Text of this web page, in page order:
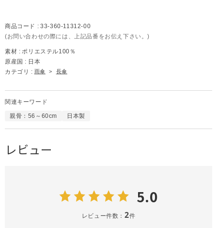
商品コード : 33-360-11312-00
(お問い合わせの際には、上記品番をお伝え下さい。)
素材 : ポリエステル100％
原産国 : 日本
カテゴリ : 雨傘 > 長傘
関連キーワード
親骨：56～60cm 日本製
レビュー
5.0
レビュー件数： 2件